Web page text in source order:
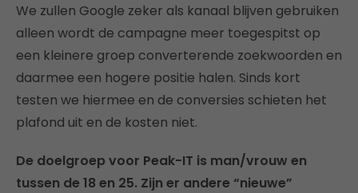
We zullen Google zeker als kanaal blijven gebruiken
alleen wordt de campagne meer toegespitst op
een kleinere groep converterende zoekwoorden en
daarmee een hogere positie halen. Sinds kort
testen we hiermee en de conversies schieten het
plafond uit en de kosten niet.
De doelgroep voor Peak-IT is man/vrouw en
tussen de 18 en 25. Zijn er andere “nieuwe”